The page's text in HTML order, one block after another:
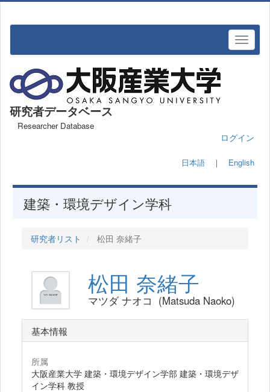
研究者データベース
Researcher Database
ログイン
日本語 ｜ English
建築・環境デザイン学科
研究者リスト 松田 奈緒子
松田 奈緒子
マツダ ナオコ (Matsuda Naoko)
基本情報
所属
大阪産業大学 建築・環境デザイン学部 建築・環境デザ
イン学科 教授